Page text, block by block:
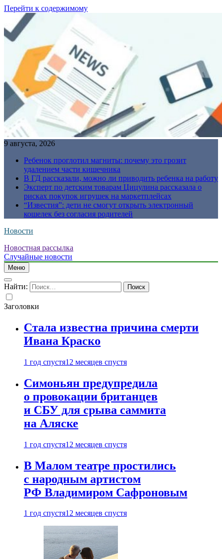
Перейти к содержимому
9 августа, 2026
Ребенок проглотил магниты: почему это грозит
удалением части кишечника
В ГД рассказали, можно ли приводить ребенка на работу
Эксперт по детским товарам Цицулина рассказала о
рисках покупок игрушек на маркетплейсах
“Известия”: дети не смогут открыть электронный
кошелек без согласия родителей
Новости
Новостная рассылка
Случайные новости
Меню
Найти:
Заголовки
Стала известна причина смерти
Ивана Краско
1 год спустя12 месяцев спустя
Симоньян предупредила
о провокации британцев
и СБУ для срыва саммита
на Аляске
1 год спустя12 месяцев спустя
В Малом театре простились
с народным артистом
РФ Владимиром Сафроновым
1 год спустя12 месяцев спустя